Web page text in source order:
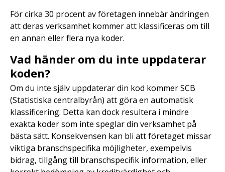
För cirka 30 procent av företagen innebär ändringen
att deras verksamhet kommer att klassificeras om till
en annan eller flera nya koder.
Vad händer om du inte uppdaterar
koden?
Om du inte själv uppdaterar din kod kommer SCB
(Statistiska centralbyrån) att göra en automatisk
klassificering. Detta kan dock resultera i mindre
exakta koder som inte speglar din verksamhet på
bästa sätt. Konsekvensen kan bli att företaget missar
viktiga branschspecifika möjligheter, exempelvis
bidrag, tillgång till branschspecifik information, eller